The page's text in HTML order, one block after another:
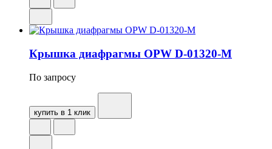
Крышка диафрагмы OPW D-01320-М
По запросу
купить в 1 клик